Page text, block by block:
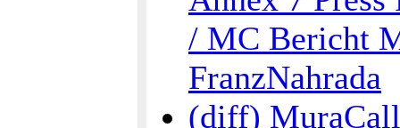
/ MC Bericht
FranzNahrada
(diff)